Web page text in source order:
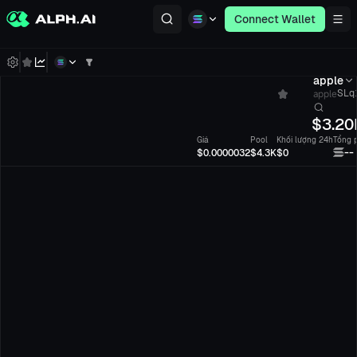
Connect Wallet
apple
apple
$
Giá
$0.0000032
Pool
$4.3K
Khối lượng 24h
$0
Tổng
--